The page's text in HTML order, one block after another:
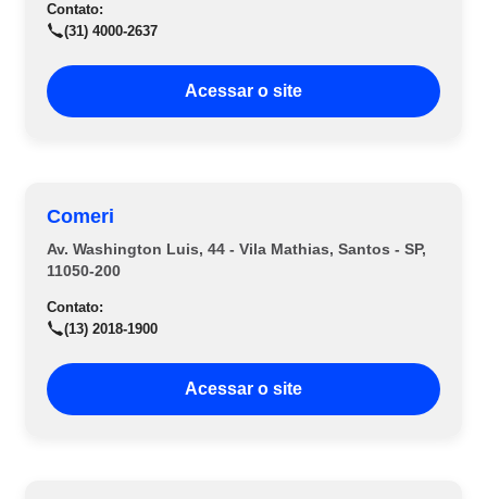
Contato:
(31) 4000-2637
Acessar o site
Comeri
Av. Washington Luis, 44 - Vila Mathias, Santos - SP,
11050-200
Contato:
(13) 2018-1900
Acessar o site